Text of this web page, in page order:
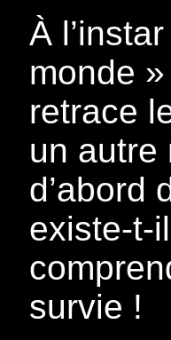
À
monde
retrace
un autre
d’abord
existe-t-
survie !